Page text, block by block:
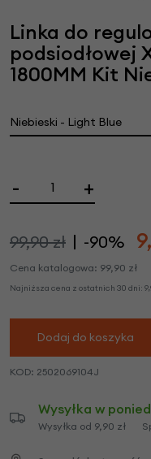
Linka do
podsiodłowej
1800MM Kit
Niebieski - Light Blue
- +
99,90 zł -90%
Cena katalogowa: 99,90 zł
Najniższa cena z ostatnich 30 dni:
Dodaj do koszyka
KOD: 2502069104J
Wysyłka w
Wysyłka od 9,90 zł